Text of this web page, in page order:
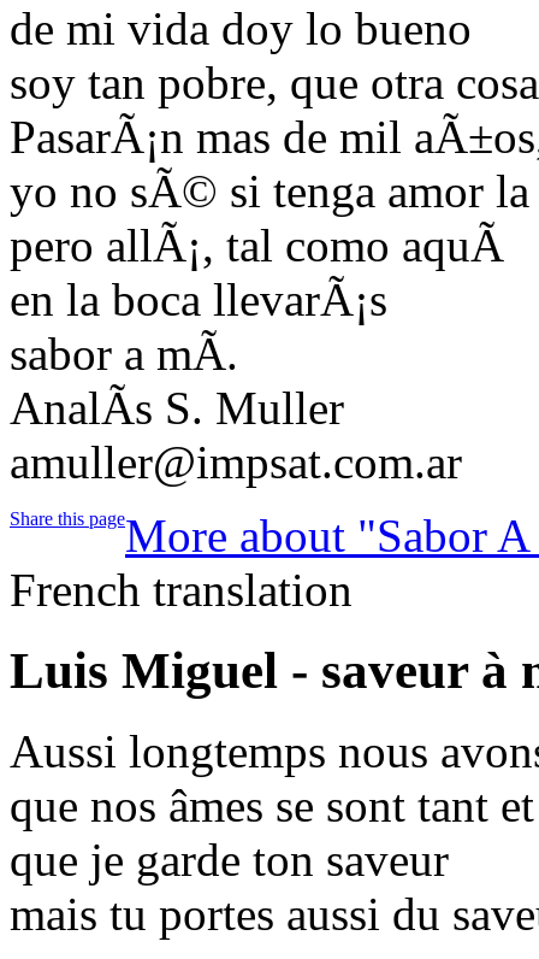
de mi vida doy lo bueno
soy tan pobre, que otra
PasarÃ¡n mas de mil
yo no sÃ© si tenga amor la
pero allÃ¡, tal como aquÃ­
en la boca llevarÃ¡s
sabor a mÃ­.
AnalÃ­s S. Muller
amuller@impsat.com.ar
Share this pageMore about "Sabor
French translation
Luis Miguel - saveur à
Aussi longtemps nous
que nos âmes se sont tant
que je garde ton saveur
mais tu portes aussi du